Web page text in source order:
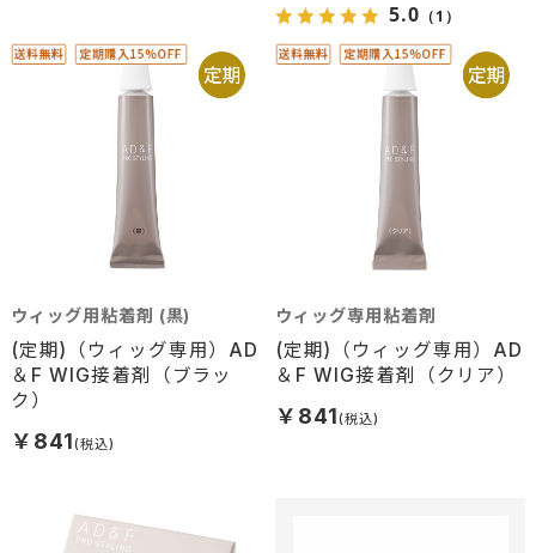
5.0 （1）
(定期)（ウィッグ専用）AD
＆F WIG接着剤（ブラッ
ク）
ウィッグ用粘着剤 (黒)
￥841
(定期)（ウィッグ専用）AD
＆F WIG接着剤（クリア）
ウィッグ専用粘着剤
￥841